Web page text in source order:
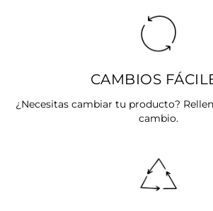
CAMBIOS
¿Necesitas cambiar tu producto?
cambio.